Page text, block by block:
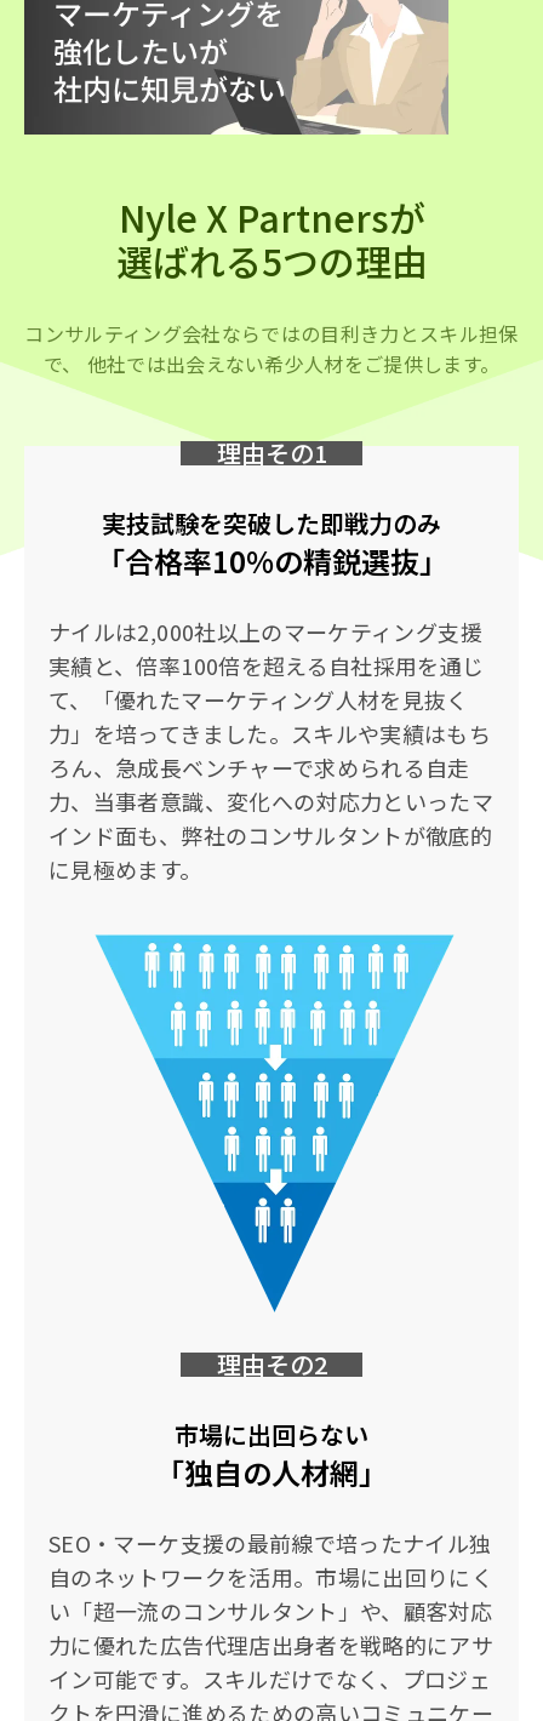
Nyle X Partnersが
選ばれる5つの理由
コンサルティング会社ならではの目利き力とスキル担保
で、
他社では出会えない希少人材をご提供します。
理由その1
実技試験を突破した即戦力のみ
「合格率10%の精鋭選抜」
ナイルは2,000社以上のマーケティング支援
実績と、倍率100倍を超える自社採用を通じ
て、「優れたマーケティング人材を見抜く
力」を培ってきました。スキルや実績はもち
ろん、急成長ベンチャーで求められる自走
力、当事者意識、変化への対応力といったマ
インド面も、弊社のコンサルタントが徹底的
に見極めます。
理由その2
市場に出回らない
「独自の人材網」
SEO・マーケ支援の最前線で培ったナイル独
自のネットワークを活用。市場に出回りにく
い「超一流のコンサルタント」や、顧客対応
力に優れた広告代理店出身者を戦略的にアサ
イン可能です。スキルだけでなく、プロジェ
クトを円滑に進めるための高いコミュニケー